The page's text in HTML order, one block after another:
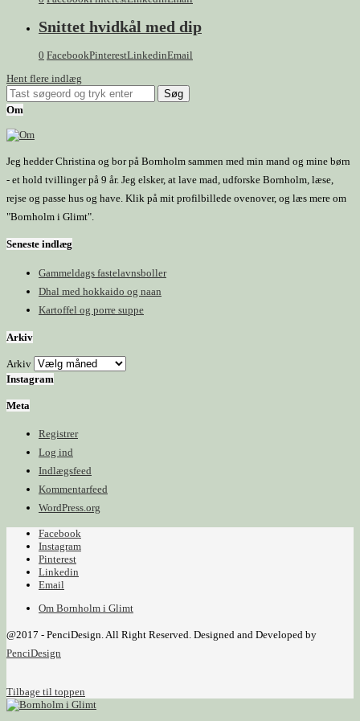
Snittet hvidkål med dip
0 FacebookPinterestLinkedinEmail
Hent flere indlæg
Om
Jeg hedder Christina og bor på Bornholm sammen med min mand og mine børn
- et hold tvillinger på 9 år. Jeg elsker, at lave mad, udforske Bornholm, læse,
rejse og passe hus og have. Klik på mit profilbillede ovenover, og læs mere om
"Bornholm i Glimt".
Seneste indlæg
Gammeldags fastelavnsboller
Dhal med hokkaido og naan
Kartoffel og porre suppe
Arkiv
Arkiv
Instagram
Meta
Registrer
Log ind
Indlægsfeed
Kommentarfeed
WordPress.org
Facebook
Instagram
Pinterest
Linkedin
Email
Om Bornholm i Glimt
@2017 - PenciDesign. All Right Reserved. Designed and Developed by
PenciDesign
Tilbage til toppen